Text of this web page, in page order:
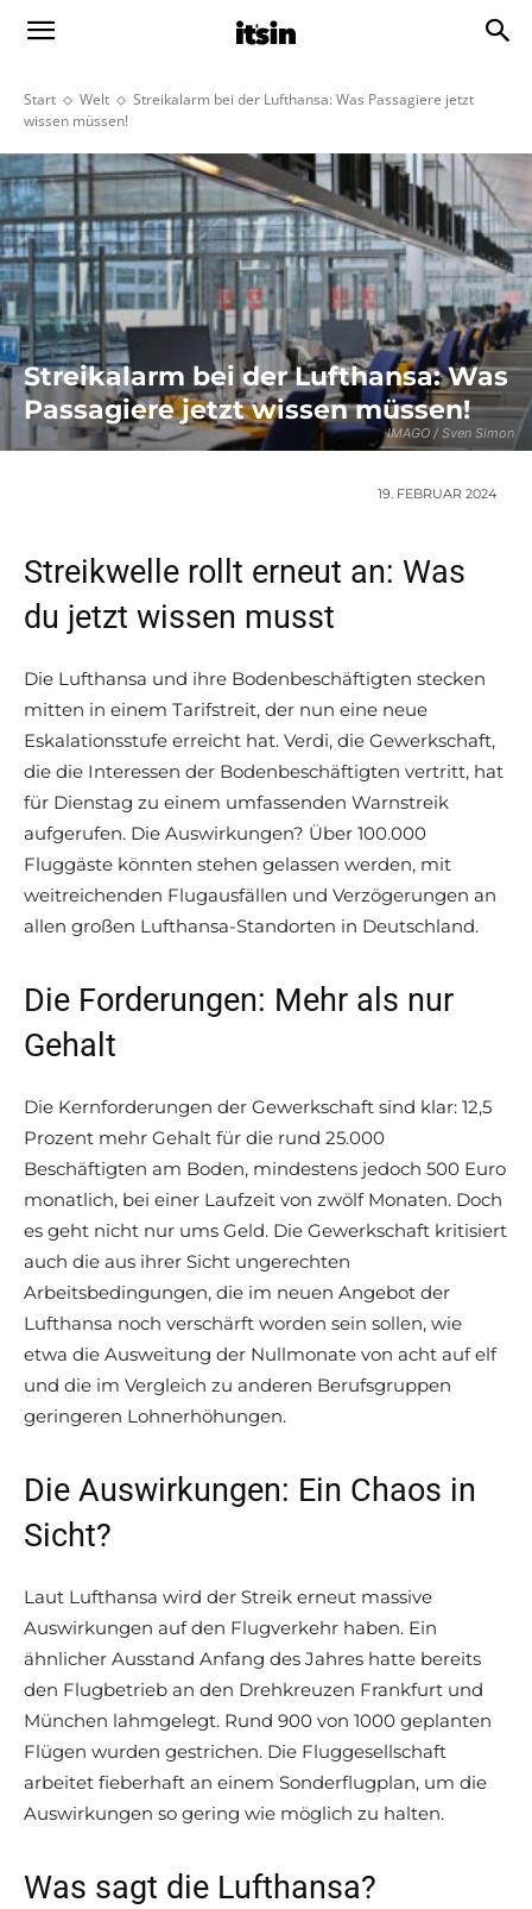
Start Welt
Streikalarm bei der Lufthansa: Was Passagiere jetzt
wissen müssen!
IMAGO / Sven Simon
Streikalarm bei der Lufthansa: Was
Passagiere jetzt wissen müssen!
19. FEBRUAR 2024
Streikwelle rollt erneut an: Was
du jetzt wissen musst
Die Lufthansa und ihre Bodenbeschäftigten stecken
mitten in einem Tarifstreit, der nun eine neue
Eskalationsstufe erreicht hat. Verdi, die Gewerkschaft,
die die Interessen der Bodenbeschäftigten vertritt, hat
für Dienstag zu einem umfassenden Warnstreik
aufgerufen. Die Auswirkungen? Über 100.000
Fluggäste könnten stehen gelassen werden, mit
weitreichenden Flugausfällen und Verzögerungen an
allen großen Lufthansa-Standorten in Deutschland.
Die Forderungen: Mehr als nur
Gehalt
Die Kernforderungen der Gewerkschaft sind klar: 12,5
Prozent mehr Gehalt für die rund 25.000
Beschäftigten am Boden, mindestens jedoch 500 Euro
monatlich, bei einer Laufzeit von zwölf Monaten. Doch
es geht nicht nur ums Geld. Die Gewerkschaft kritisiert
auch die aus ihrer Sicht ungerechten
Arbeitsbedingungen, die im neuen Angebot der
Lufthansa noch verschärft worden sein sollen, wie
etwa die Ausweitung der Nullmonate von acht auf elf
und die im Vergleich zu anderen Berufsgruppen
geringeren Lohnerhöhungen.
Die Auswirkungen: Ein Chaos in
Sicht?
Laut Lufthansa wird der Streik erneut massive
Auswirkungen auf den Flugverkehr haben. Ein
ähnlicher Ausstand Anfang des Jahres hatte bereits
den Flugbetrieb an den Drehkreuzen Frankfurt und
München lahmgelegt. Rund 900 von 1000 geplanten
Flügen wurden gestrichen. Die Fluggesellschaft
arbeitet fieberhaft an einem Sonderflugplan, um die
Auswirkungen so gering wie möglich zu halten.
Was sagt die Lufthansa?